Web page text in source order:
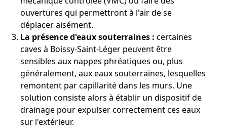
ouvertures qui permettront à l'air de se
déplacer aisément.
La présence d'eaux souterraines : certaines
caves à Boissy-Saint-Léger peuvent être
sensibles aux nappes phréatiques ou, plus
généralement, aux eaux souterraines, lesquelles
remontent par capillarité dans les murs. Une
solution consiste alors à établir un dispositif de
drainage pour expulser correctement ces eaux
sur l'extérieur.